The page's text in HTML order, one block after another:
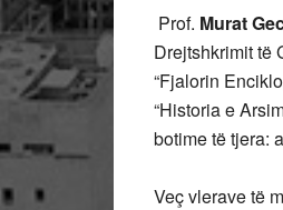
Prof. Murat
Drejtshkrimit të
“Fjalorin
“Historia e
botime të tjera:
Veç vlerave të